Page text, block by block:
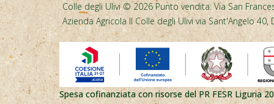
Colle degli Ulivi © 2026 Punto vendita: Via San
Azienda Agricola Il Colle degli Ulivi via Sant'Angelo 40,
Spesa cofinanziata con risorse del PR FESR Liguria